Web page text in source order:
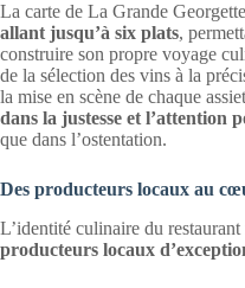
La carte de La Grande
allant jusqu’à six plats,
construire son propre voyage
de la sélection des vins à la
la mise en scène de chaque
dans la justesse et l’attention
que dans l’ostentation.
Des producteurs locaux au
L’identité culinaire du restaurant
producteurs locaux